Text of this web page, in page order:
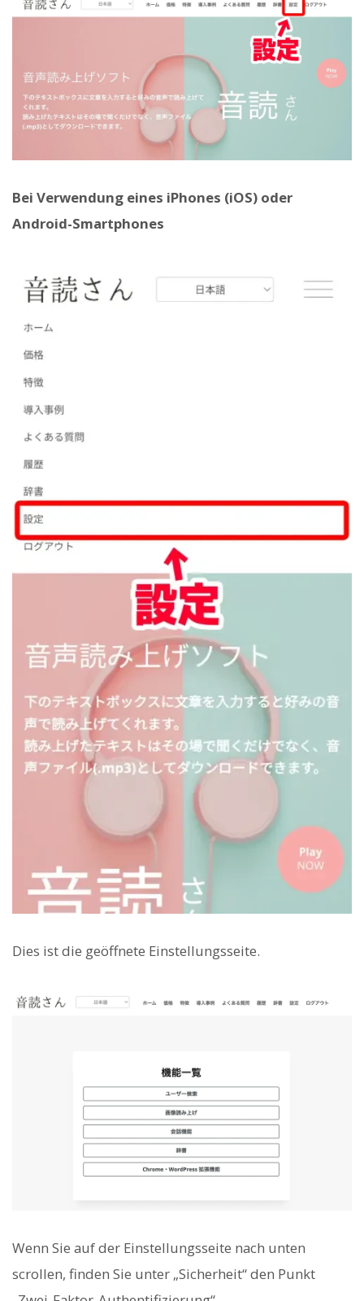
Bei Verwendung eines iPhones (iOS) oder
Android-Smartphones
Dies ist die geöffnete Einstellungsseite.
Wenn Sie auf der Einstellungsseite nach unten
scrollen, finden Sie unter „Sicherheit“ den Punkt